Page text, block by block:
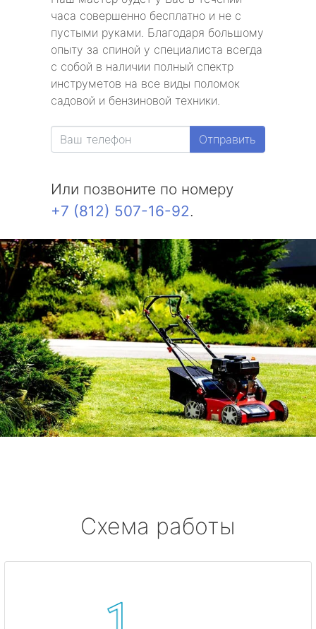
часа совершенно бесплатно и не с
пустыми руками. Благодаря большому
опыту за спиной у специалиста всегда
с собой в наличии полный спектр
инструметов на все виды поломок
садовой и бензиновой техники.
Отправить
Или позвоните по номеру
+7 (812) 507-16-92.
Схема работы